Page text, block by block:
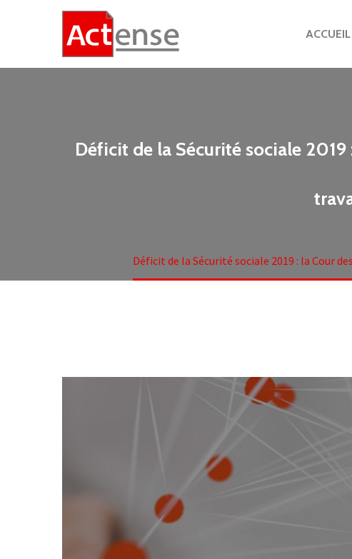
ACCUEIL
Déficit de la Sécurité sociale
Déficit de la Sécurité sociale 2019 : la Cour